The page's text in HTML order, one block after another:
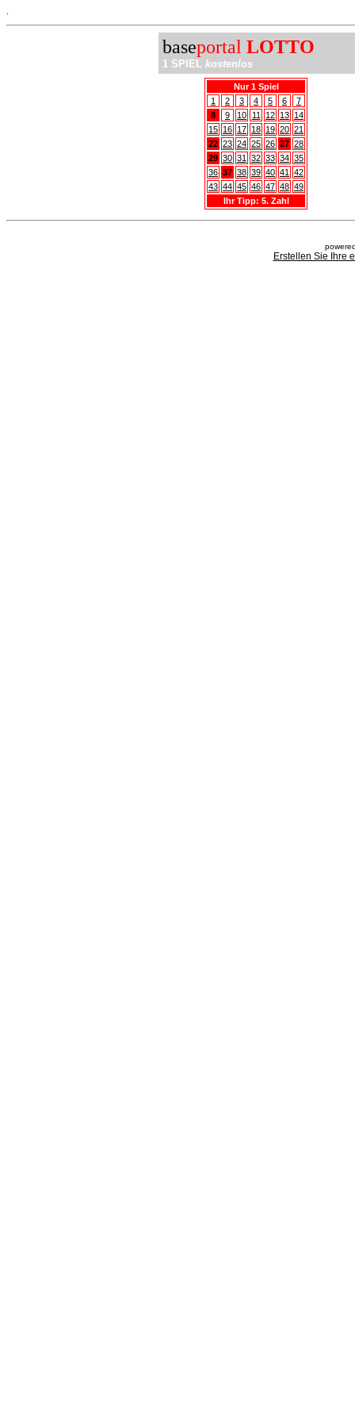
baseportal LOTTO
1 SPIEL kostenlos
Nur 1 Spiel
1
2 3 4 5 6
7
8
9 10 11 12 13 14
15 16 17 18 19 20 21
22 23 24 25 26 27 28
29 30 31 32 33 34 35
36 37 38 39 40 41
42
43 44 45 46 47 48 49
Ihr Tipp: 5. Zahl
Erstellen Sie Ihre